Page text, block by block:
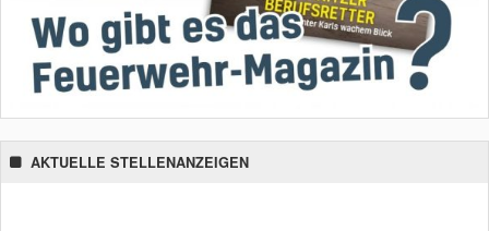
AKTUELLE STELLENANZEIGEN